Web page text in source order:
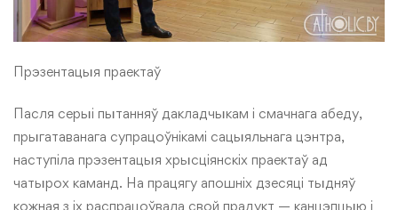
Прэзентацыя праектаў
Пасля серыі пытанняў дакладчыкам і смачнага абеду,
прыгатаванага супрацоўнікамі сацыяльнага цэнтра,
наступіла прэзентацыя хрысціянскіх праектаў ад
чатырох каманд. На працягу апошніх дзесяці тыдняў
кожная з іх распрацоўвала свой прадукт — канцэпцыю і